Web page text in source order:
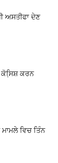
ਅਸਤੀਫਾ ਦੇਣ
ਕੋਸਿ਼ਸ਼ ਕਰਨ
ਵਿਚ ਤਿੰਨ